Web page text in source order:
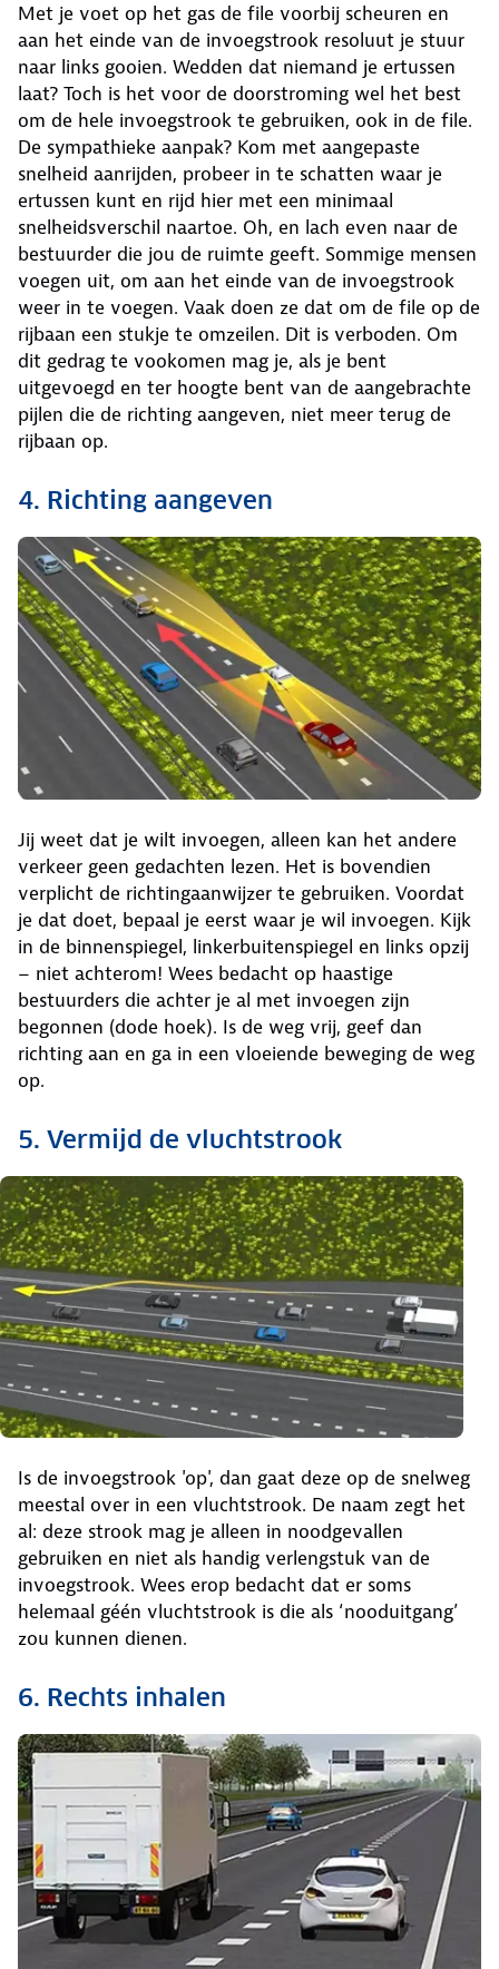
Met je voet op het gas de file voorbij scheuren en
aan het einde van de invoegstrook resoluut je stuur
naar links gooien. Wedden dat niemand je ertussen
laat? Toch is het voor de doorstroming wel het best
om de hele invoegstrook te gebruiken, ook in de file.
De sympathieke aanpak? Kom met aangepaste
snelheid aanrijden, probeer in te schatten waar je
ertussen kunt en rijd hier met een minimaal
snelheidsverschil naartoe. Oh, en lach even naar de
bestuurder die jou de ruimte geeft. Sommige mensen
voegen uit, om aan het einde van de invoegstrook
weer in te voegen. Vaak doen ze dat om de file op de
rijbaan een stukje te omzeilen. Dit is verboden. Om
dit gedrag te vookomen mag je, als je bent
uitgevoegd en ter hoogte bent van de aangebrachte
pijlen die de richting aangeven, niet meer terug de
rijbaan op.
4. Richting aangeven
Jij weet dat je wilt invoegen, alleen kan het andere
verkeer geen gedachten lezen. Het is bovendien
verplicht de richtingaanwijzer te gebruiken. Voordat
je dat doet, bepaal je eerst waar je wil invoegen. Kijk
in de binnenspiegel, linkerbuitenspiegel en links opzij
– niet achterom! Wees bedacht op haastige
bestuurders die achter je al met invoegen zijn
begonnen (dode hoek). Is de weg vrij, geef dan
richting aan en ga in een vloeiende beweging de weg
op.
5. Vermijd de vluchtstrook
Is de invoegstrook 'op', dan gaat deze op de snelweg
meestal over in een vluchtstrook. De naam zegt het
al: deze strook mag je alleen in noodgevallen
gebruiken en niet als handig verlengstuk van de
invoegstrook. Wees erop bedacht dat er soms
helemaal géén vluchtstrook is die als ‘nooduitgang’
zou kunnen dienen.
6. Rechts inhalen